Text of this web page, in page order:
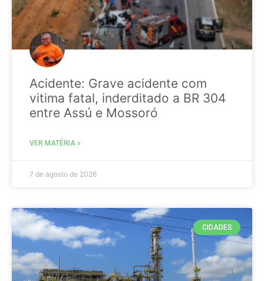
Acidente: Grave acidente com
vitima fatal, inderditado a BR 304
entre Assú e Mossoró
VER MATÉRIA »
7 de agosto de 2026
CIDADES